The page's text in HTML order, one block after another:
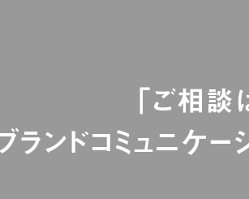
「ご相談
ランドコミュニケ